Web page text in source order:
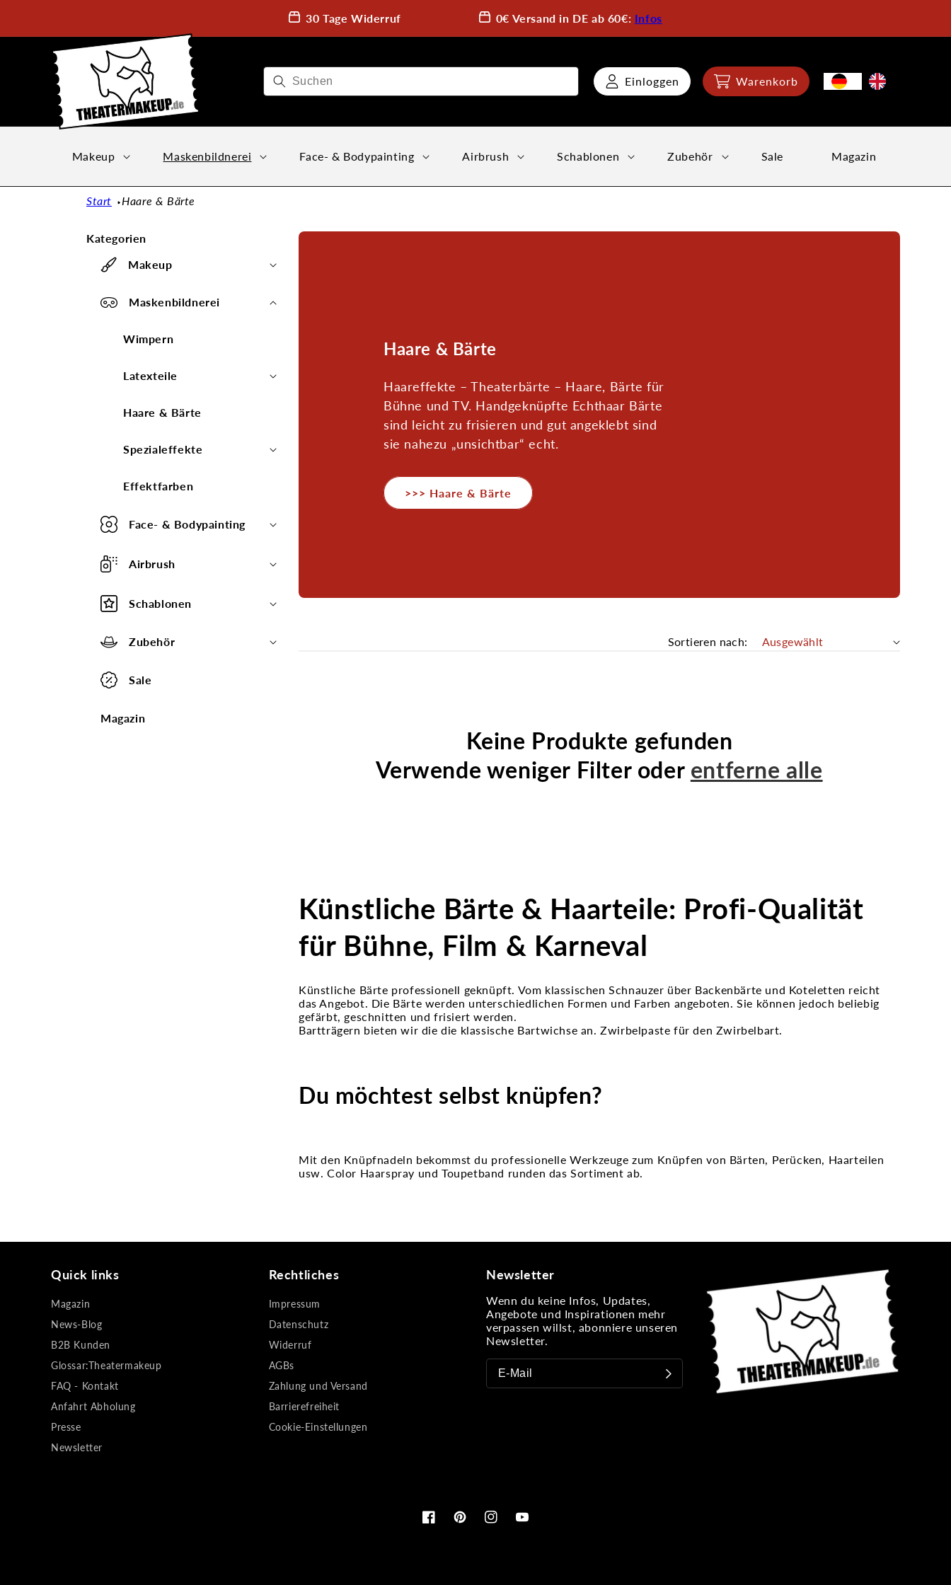
30 Tage Widerruf 0€ Versand in DE ab 60€: Infos
Einloggen Warenkorb
Makeup Maskenbildnerei Face- & Bodypainting Airbrush Schablonen Zubehör Sale Magazin
Start Haare & Bärte
Kategorien
Makeup
Maskenbildnerei
Wimpern
Latexteile
Haare & Bärte
Spezialeffekte
Effektfarben
Face- & Bodypainting
Airbrush
Schablonen
Zubehör
Sale
Magazin
K
t
e
g
r
i
Haare & Bärte
Haareffekte – Theaterbärte – Haare, Bärte für
Bühne und TV. Handgeknüpfte Echthaar Bärte
sind leicht zu frisieren und gut angeklebt sind
sie nahezu „unsichtbar“ echt.
>>> Haare & Bärte
Sortieren nach:
Keine Produkte gefunden
Verwende weniger Filter oder entferne alle
Künstliche Bärte & Haarteile: Profi-Qualität
für Bühne, Film & Karneval
Künstliche Bärte professionell geknüpft. Vom klassischen Schnauzer über Backenbärte und Koteletten reicht
das Angebot. Die Bärte werden unterschiedlichen Formen und Farben angeboten. Sie können jedoch beliebig
gefärbt, geschnitten und frisiert werden.
Bartträgern bieten wir die die klassische Bartwichse an. Zwirbelpaste für den Zwirbelbart.
Du möchtest selbst knüpfen?
Mit den Knüpfnadeln bekommst du professionelle Werkzeuge zum Knüpfen von Bärten, Perücken, Haarteilen
usw. Color Haarspray und Toupetband runden das Sortiment ab.
Quick links
Magazin
News-Blog
B2B Kunden
Glossar:Theatermakeup
FAQ - Kontakt
Anfahrt Abholung
Presse
Newsletter
Rechtliches
Impressum
Datenschutz
Widerruf
AGBs
Zahlung und Versand
Barrierefreiheit
Cookie-Einstellungen
Newsletter
Wenn du keine Infos, Updates,
Angebote und Inspirationen mehr
verpassen willst, abonniere unseren
Newsletter.
FacebookPinterestInstagramYouTube